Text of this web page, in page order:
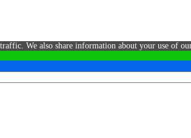
We also share information about your use of